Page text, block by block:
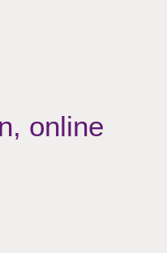
online